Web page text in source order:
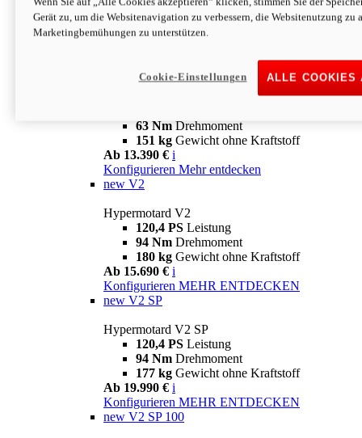
63 NmDrehmoment
151 kgGewicht ohne Kraftstoff
Ab 13.890 € i
63 Nm Drehmoment
151 kg Gewicht ohne Kraftstoff
Ab 13.390 € i
Konfigurieren Mehr entdecken
new V2
Hypermotard V2
120,4 PS Leistung
94 Nm Drehmoment
180 kg Gewicht ohne Kraftstoff
Ab 15.690 € i
Konfigurieren MEHR ENTDECKEN
new V2 SP
Hypermotard V2 SP
120,4 PS Leistung
94 Nm Drehmoment
177 kg Gewicht ohne Kraftstoff
Ab 19.990 € i
Konfigurieren MEHR ENTDECKEN
new V2 SP 100
Gerät zu, um die Websitenavigation zu verbessern, die Websitenutzung zu
Marketingbemühungen zu unterstützen.
ALLE COOKIES
Cookie-Einstellungen